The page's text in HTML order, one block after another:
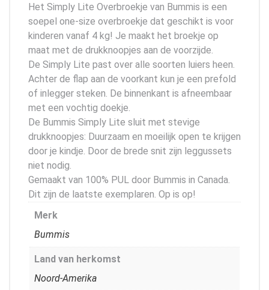
Het Simply Lite Overbroekje van Bummis is een
soepel one-size overbroekje dat geschikt is voor
kinderen vanaf 4 kg! Je maakt het broekje op
maat met de drukknoopjes aan de voorzijde.
De Simply Lite past over alle soorten luiers heen.
Achter de flap aan de voorkant kun je een prefold
of inlegger steken. De binnenkant is afneembaar
met een vochtig doekje.
De Bummis Simply Lite sluit met stevige
drukknoopjes: Duurzaam en moeilijk open te krijgen
door je kindje. Door de brede snit zijn leggussets
niet nodig.
Gemaakt van 100% PUL door Bummis in Canada.
Dit zijn de laatste exemplaren. Op is op!
Merk
Bummis
Land van herkomst
Noord-Amerika